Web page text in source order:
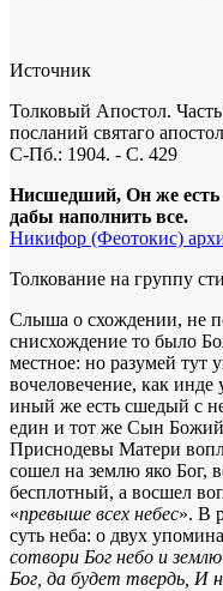
Источник
Толковый Апостол.
посланий святаго
С-Пб.: 1904. - С. 429
Нисшедший, Он же есть
дабы наполнить все.
Никифор (Феотокис)
Толкование на группу
Слыша о схождении, не
снисхождение то было
местное: но разумей тут
вочеловечение, как
иный же есть сшедый с
един и тот же Сын Божий
Приснодевы Матери
сошел на землю яко Бог,
бесплотный, а восшел
«превыше всех небес». В
суть неба: о двух
сотвори Бог небо и землю
Бог, да будет твердь, И